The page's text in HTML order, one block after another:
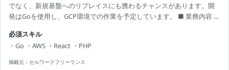
でなく、新規基盤へのリプレイスにも携わるチャンスがあります。開
発はGoを使用し、GCP環境での作業を予定しています。 ■ 業務内容 ・
ジェクト推進 ・AWSを用いたインフラ構築 ・オンプレ環境の再構築 ・
技術的なドキュメント作成 【アピールポイント】 ・エンタメ業界にお
ける最新技術を学べる ・技術力の高いエンジニアと協働しスキルアッ
必須スキル
・Go ・AWS ・React ・PHP
掲載元： セルワークフリーランス